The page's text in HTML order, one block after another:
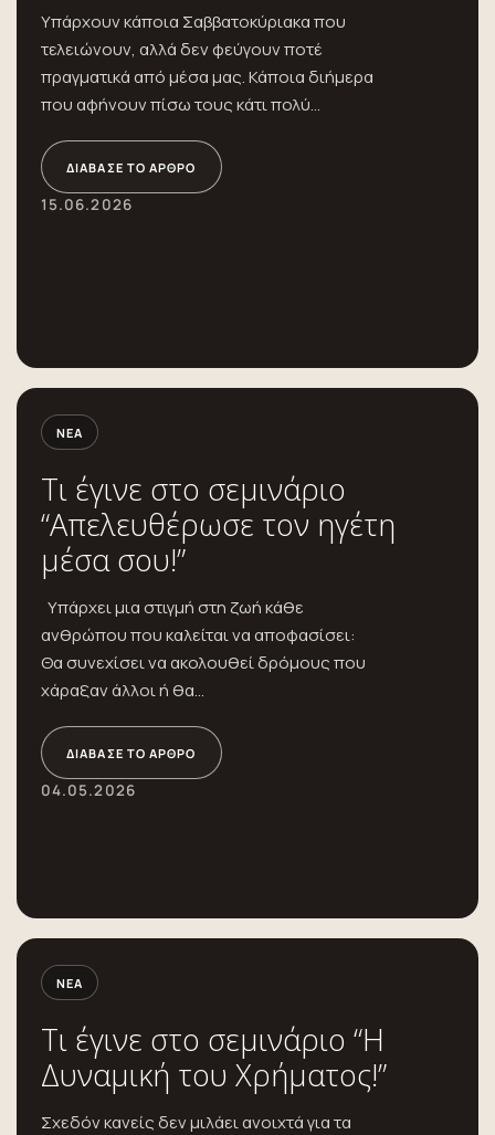
Υπάρχουν κάποια Σαββατοκύριακα που
τελειώνουν, αλλά δεν φεύγουν ποτέ
πραγματικά από μέσα μας. Κάποια διήμερα
που αφήνουν πίσω τους κάτι πολύ
ΔΙΆΒΑΣΕ ΤΟ ΆΡΘΡΟ
15.06.2026
ΝΈΑ
Τι έγινε στο σεμινάριο
“Απελευθέρωσε τον ηγέτη
μέσα σου!”
Υπάρχει μια στιγμή στη ζωή κάθε
ανθρώπου που καλείται να αποφασίσει:
Θα συνεχίσει να ακολουθεί δρόμους που
χάραξαν άλλοι ή θα...
ΔΙΆΒΑΣΕ ΤΟ ΆΡΘΡΟ
04.05.2026
ΝΈΑ
Τι έγινε στο σεμινάριο “Η
Δυναμική του Χρήματος!”
Σχεδόν κανείς δεν μιλάει ανοιχτά για τα